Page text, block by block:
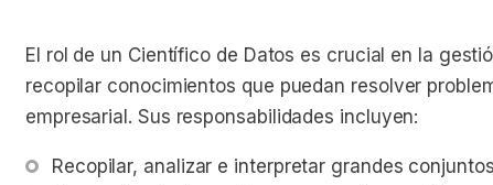
El rol de un Científico de Datos es crucial en la
recopilar conocimientos que puedan resolver
empresarial. Sus responsabilidades incluyen:
Recopilar, analizar e interpretar grandes